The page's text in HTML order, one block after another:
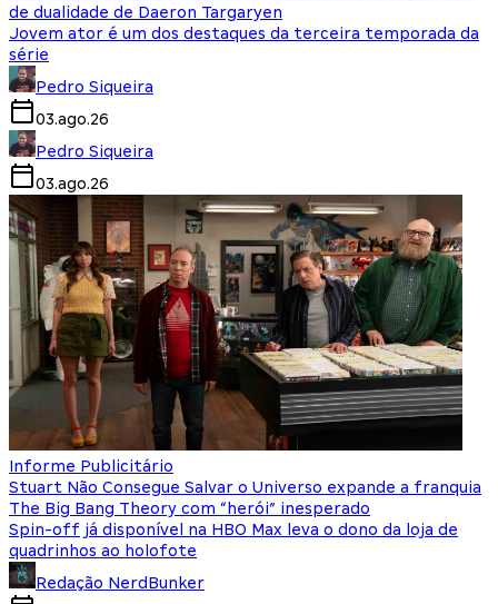
de dualidade de Daeron Targaryen
Jovem ator é um dos destaques da terceira temporada da
série
Pedro Siqueira
03.ago.26
Pedro Siqueira
03.ago.26
Informe Publicitário
Stuart Não Consegue Salvar o Universo expande a franquia
The Big Bang Theory com “herói” inesperado
Spin-off já disponível na HBO Max leva o dono da loja de
quadrinhos ao holofote
Redação NerdBunker